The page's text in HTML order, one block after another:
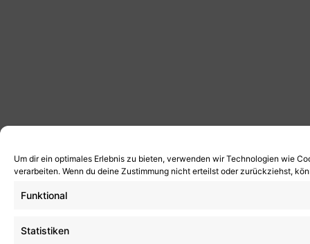
Um dir ein optimales Erlebnis zu bieten, verwenden wir Technologien wie
verarbeiten. Wenn du deine Zustimmung nicht erteilst oder zurückziehst,
Funktional
Statistiken